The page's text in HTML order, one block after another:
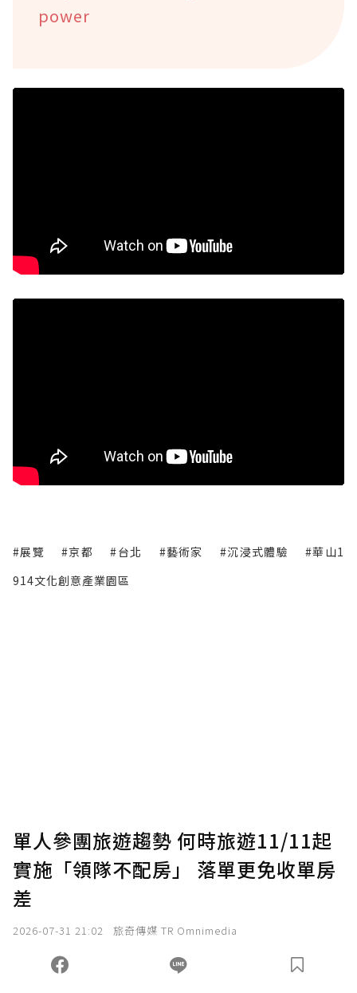
power
#展覽 #京都 #台北 #藝術家 #沉浸式體驗
#華山1
914文化創意產業園區
單人參團旅遊趨勢 何時旅遊11/11起
實施「領隊不配房」 落單更免收單房
差
2026-07-31 21:02 旅奇傳媒 TR Omnimedia